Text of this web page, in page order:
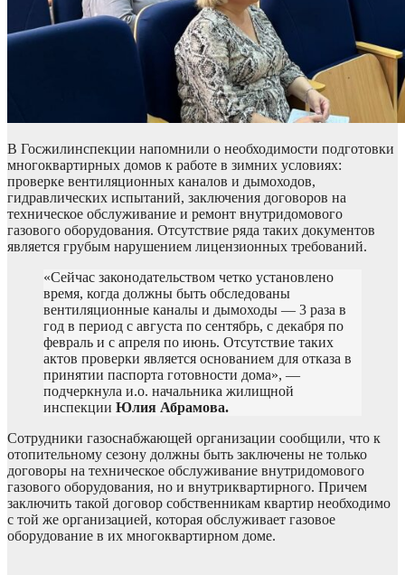
В Госжилинспекции напомнили о необходимости подготовки
многоквартирных домов к работе в зимних условиях:
проверке вентиляционных каналов и дымоходов,
гидравлических испытаний, заключения договоров на
техническое обслуживание и ремонт внутридомового
газового оборудования. Отсутствие ряда таких документов
является грубым нарушением лицензионных требований.
«Сейчас законодательством четко установлено
время, когда должны быть обследованы
вентиляционные каналы и дымоходы — 3 раза в
год в период с августа по сентябрь, с декабря по
февраль и с апреля по июнь. Отсутствие таких
актов проверки является основанием для отказа в
принятии паспорта готовности дома», —
подчеркнула и.о. начальника жилищной
инспекции Юлия Абрамова.
Сотрудники газоснабжающей организации сообщили, что к
отопительному сезону должны быть заключены не только
договоры на техническое обслуживание внутридомового
газового оборудования, но и внутриквартирного. Причем
заключить такой договор собственникам квартир необходимо
с той же организацией, которая обслуживает газовое
оборудование в их многоквартирном доме.